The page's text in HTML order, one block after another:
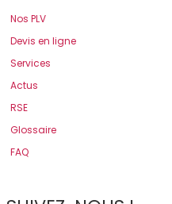
Nos PLV
Devis en ligne
Services
Actus
RSE
Glossaire
FAQ